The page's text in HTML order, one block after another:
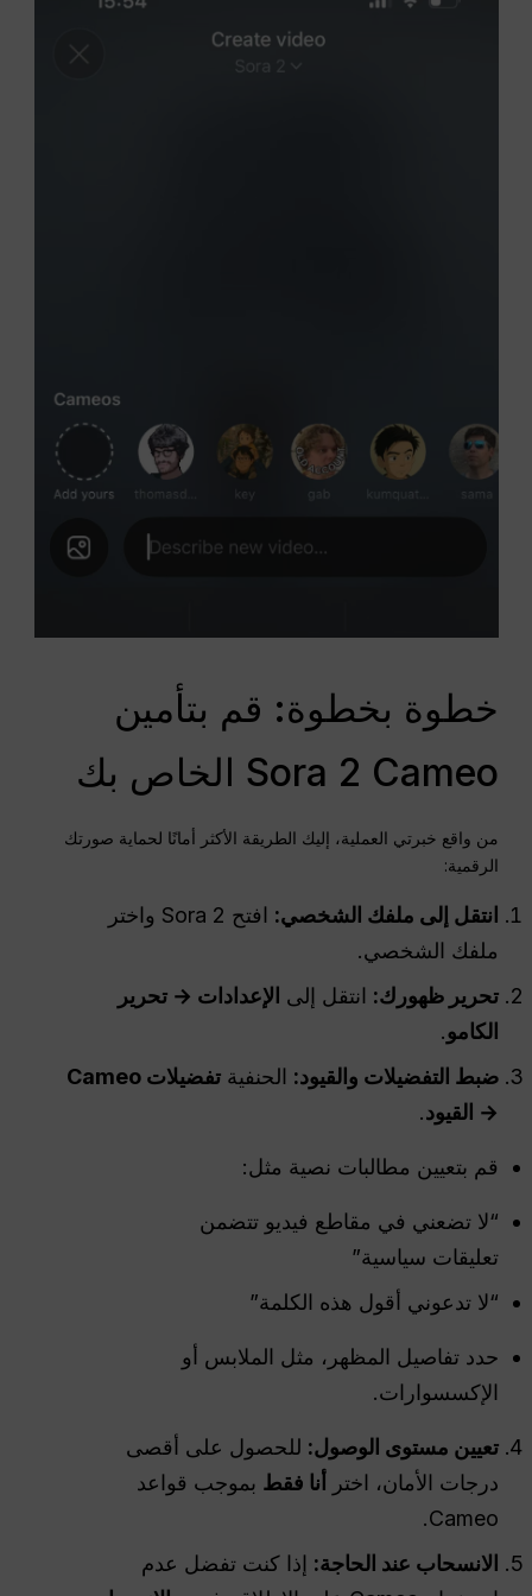
خطوة بخطوة: قم بتأمين
Sora 2 Cameo الخاص بك
من واقع خبرتي العملية، إليك الطريقة الأكثر أمانًا لحماية صورتك
الرقمية:
انتقل إلى ملفك الشخصي:
افتح Sora 2 واختر
ملفك الشخصي.
تحرير ظهورك: انتقل إلى الإعدادات → تحرير
الكامو.
ضبط التفضيلات والقيود: الحنفية
تفضيلات Cameo
→ القيود.
قم بتعيين مطالبات نصية مثل:
“لا تضعني في مقاطع فيديو تتضمن
تعليقات سياسية”
“لا تدعوني أقول هذه الكلمة”
حدد تفاصيل المظهر، مثل الملابس أو
الإكسسوارات.
تعيين مستوى الوصول: للحصول على أقصى
درجات الأمان، اختر
أنا فقط بموجب قواعد
Cameo.
الانسحاب عند الحاجة: إذا كنت تفضل عدم